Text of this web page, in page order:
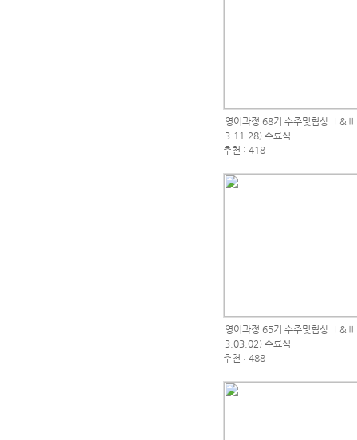
영어과정 68기 수주및협상
3.11.28) 수료식
추천 : 418
영어과정 65기 수주및협상
3.03.02) 수료식
추천 : 488